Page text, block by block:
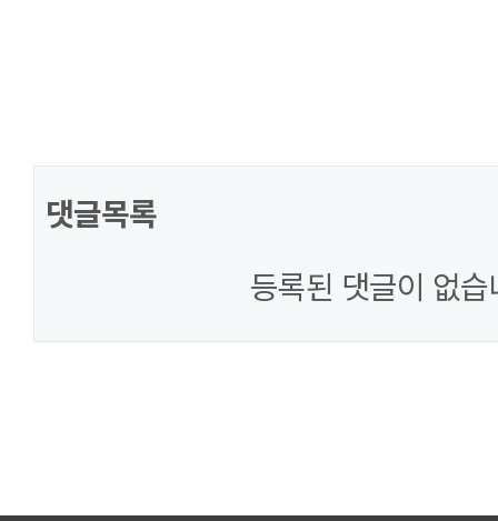
댓글목록
등록된 댓글이 없습